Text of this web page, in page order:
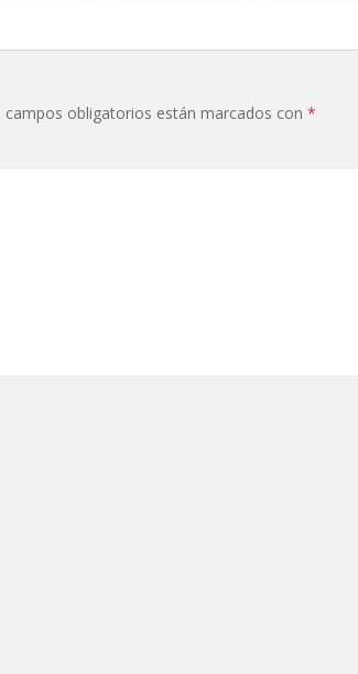
campos obligatorios están marcados con *